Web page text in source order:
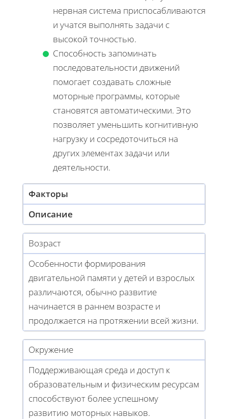
нервная система приспосабливаются
и учатся выполнять задачи с
высокой точностью.
Способность запоминать
последовательности движений
помогает создавать сложные
моторные программы, которые
становятся автоматическими. Это
позволяет уменьшить когнитивную
нагрузку и сосредоточиться на
других элементах задачи или
деятельности.
Факторы
Описание
Возраст
Особенности формирования
двигательной памяти у детей и взрослых
различаются, обычно развитие
начинается в раннем возрасте и
продолжается на протяжении всей жизни.
Окружение
Поддерживающая среда и доступ к
образовательным и физическим ресурсам
способствуют более успешному
развитию моторных навыков.